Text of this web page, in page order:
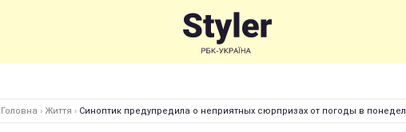
Головна › Життя › Синоптик предупредила о неприятных сюрпризах от погоды в